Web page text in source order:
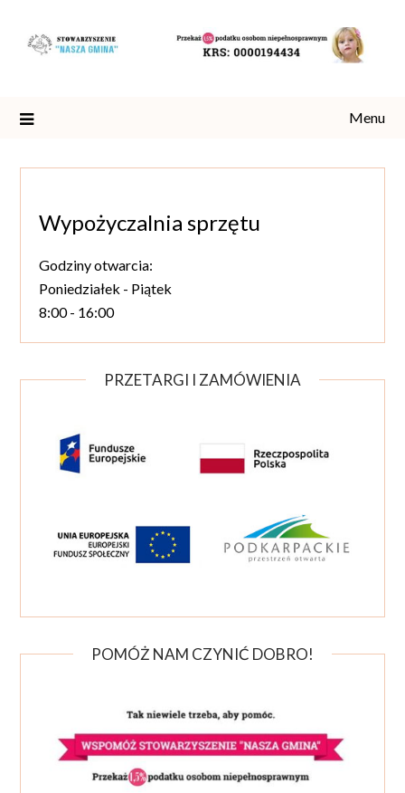
content
Menu
Wypożyczalnia sprzętu
Godziny otwarcia:
Poniedziałek - Piątek
8:00 - 16:00
PRZETARGI I ZAMÓWIENIA
POMÓŻ NAM CZYNIĆ DOBRO!